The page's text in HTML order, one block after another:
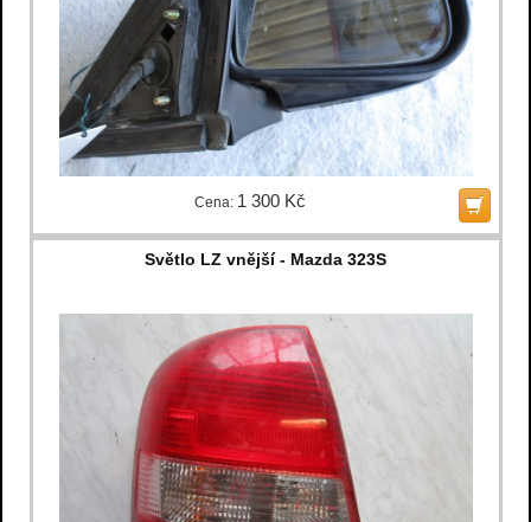
Cena: 1 300 Kč
Světlo LZ vnější - Mazda 323S